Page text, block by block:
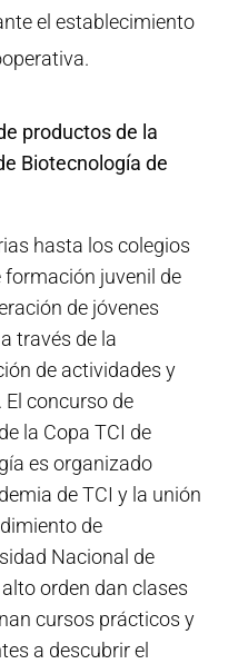
el establecimiento
productos de la
Biotecnología de
hasta los colegios
formación juvenil de
de jóvenes
través de la
de actividades y
concurso de
la Copa TCI de
es organizado
de TCI y la unión
de
Nacional de
orden dan clases
cursos prácticos y
a descubrir el